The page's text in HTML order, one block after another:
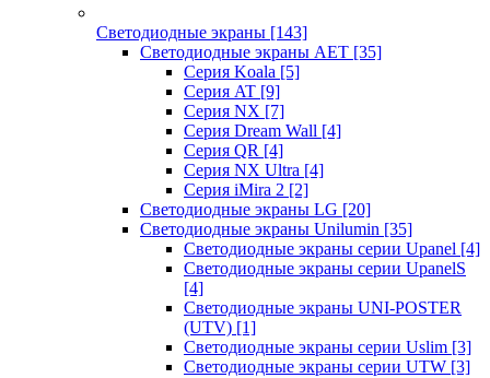
Светодиодные экраны [143]
Светодиодные экраны AET [35]
Cерия Koala [5]
Серия AT [9]
Серия NX [7]
Серия Dream Wall [4]
Серия QR [4]
Серия NX Ultra [4]
Серия iMira 2 [2]
Светодиодные экраны LG [20]
Светодиодные экраны Unilumin [35]
Светодиодные экраны серии Upanel [4]
Светодиодные экраны серии UpanelS
[4]
Светодиодные экраны UNI-POSTER
(UTV) [1]
Светодиодные экраны серии Uslim [3]
Светодиодные экраны серии UTW [3]